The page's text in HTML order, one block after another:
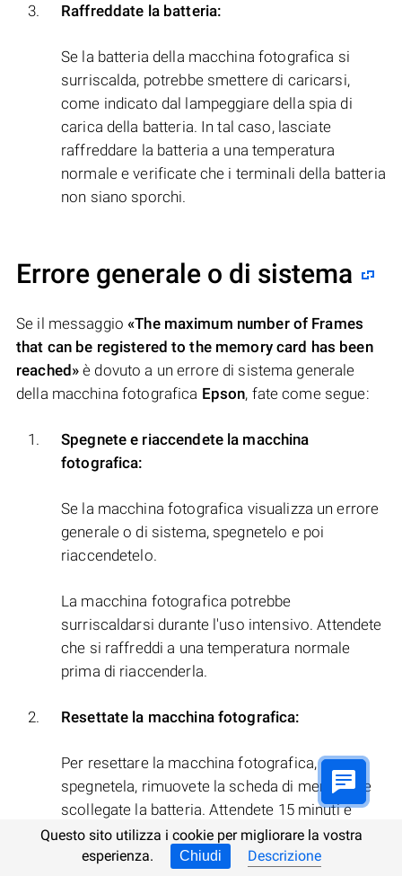
Raffreddate la batteria:
Se la batteria della macchina fotografica si
surriscalda, potrebbe smettere di caricarsi,
come indicato dal lampeggiare della spia di
carica della batteria. In tal caso, lasciate
raffreddare la batteria a una temperatura
normale e verificate che i terminali della batteria
non siano sporchi.
Errore generale o di sistema
Se il messaggio«The maximum number of Frames
that can be registered to the memory card has been
reached» è dovuto a un errore di sistema generale
della macchina fotografica Epson, fate come segue:
Spegnete e riaccendete la macchina
fotografica:
Se la macchina fotografica visualizza un errore
generale o di sistema, spegnetelo e poi
riaccendetelo.
La macchina fotografica potrebbe
surriscaldarsi durante l'uso intensivo. Attendete
che si raffreddi a una temperatura normale
prima di riaccenderla.
Resettate la macchina fotografica:
Per resettare la macchina fotografica,
spegnetela, rimuovete la scheda di memoria e
scollegate la batteria. Attendete 15 minuti e
rimontate la macchina fotografica in ordine
inverso. Se l'errore persiste, potrebbe essere
Questo sito utilizza i cookie per migliorare la vostra
esperienza.
Chiudi Descrizione